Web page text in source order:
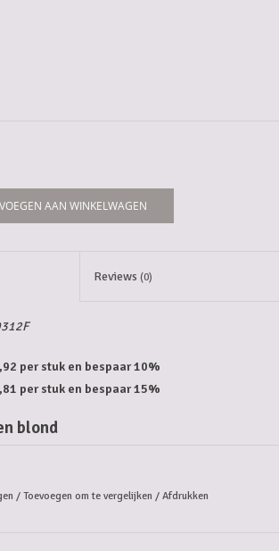
AAN WINKELWAGEN
Reviews (0)
per stuk en bespaar 10%
per stuk en bespaar 15%
blond
/ Toevoegen om te vergelijken / Afdrukken